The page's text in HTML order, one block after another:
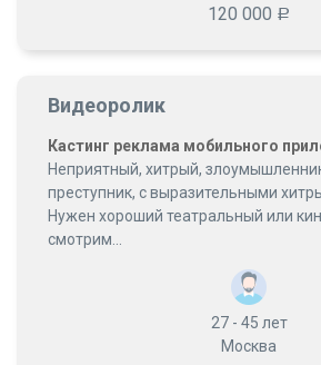
120 000 Р
Видеоролик
Кастинг реклама мобильного
Неприятный, хитрый,
преступник, с выразительными
Нужен хороший театральный или
смотрим...
27 - 45 лет
Москва